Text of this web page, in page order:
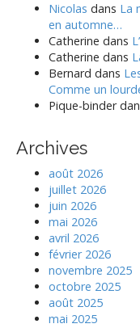
Nicolas dans La
en automne…
Catherine dans
Catherine dans
Bernard dans
Comme un
Pique-binder
Archives
août 2026
juillet 2026
juin 2026
mai 2026
avril 2026
février 2026
novembre 2025
octobre 2025
août 2025
mai 2025